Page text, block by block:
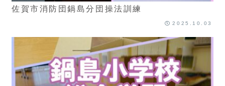
佐賀市消防団鍋島分団操法訓練
2025.10.03